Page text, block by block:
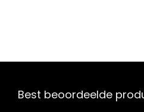
Best beoordeelde